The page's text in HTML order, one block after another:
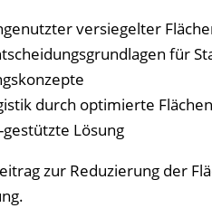
versiegelter
für
durch optimierte
Lösung
zur Reduzierung der